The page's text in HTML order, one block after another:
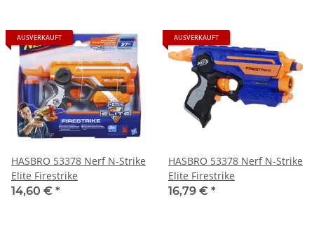
AUSVERKAUFT
HASBRO 53378 Nerf N-Strike
Elite Firestrike
14,60 € *
AUSVERKAUFT
HASBRO 53378 Nerf N-Strike
Elite Firestrike
16,79 € *